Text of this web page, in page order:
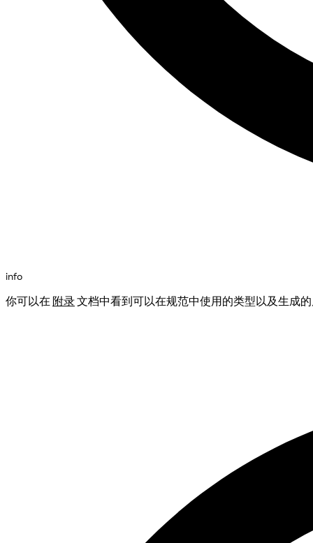
info
你可以在 附录文档中看到可以在规范中使用的类型以及生成